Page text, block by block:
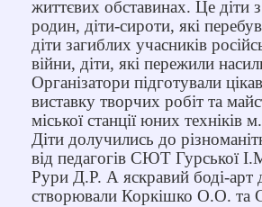
життєвих обставинах. Це діти
родин, діти-сироти, які
діти загиблих учасників
війни, діти, які пережили
Організатори підготували
виставку творчих робіт та
міської станції юних техніків
Діти долучились до
від педагогів СЮТ Гурської
Рури Д.Р. А яскравий боді-арт
створювали Коркішко О.О. та